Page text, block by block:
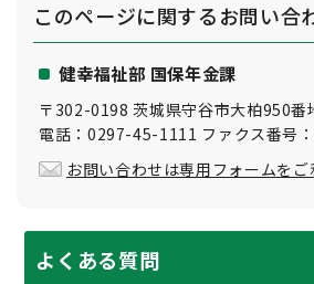
このページに関するお問い合
健幸福祉部 国保年金課
〒302-0198 茨城県守谷市大柏950番
電話：0297-45-1111 ファクス番号
お問い合わせは専用フォームをご
よくある質問